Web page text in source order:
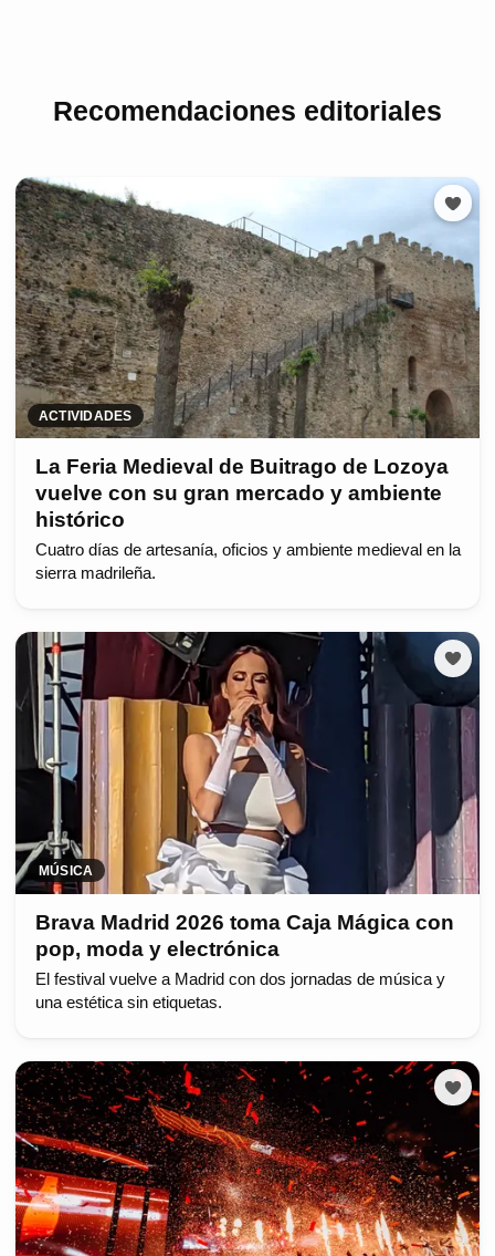
Recomendaciones editoriales
ACTIVIDADES
La Feria Medieval de Buitrago de Lozoya
vuelve con su gran mercado y ambiente
histórico
Cuatro días de artesanía, oficios y ambiente medieval en la
sierra madrileña.
MÚSICA
Brava Madrid 2026 toma Caja Mágica con
pop, moda y electrónica
El festival vuelve a Madrid con dos jornadas de música y
una estética sin etiquetas.